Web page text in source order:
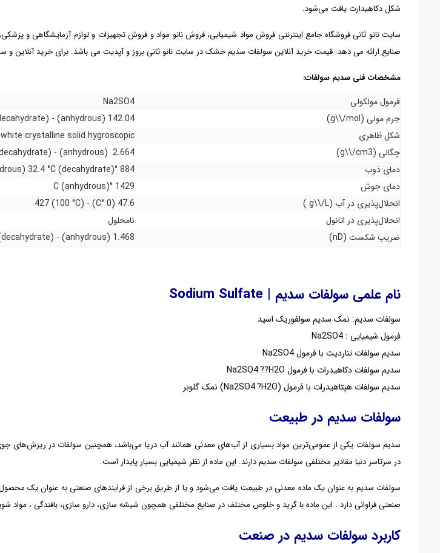
شکل دکاهیدارت یافت می‌شود.
سایت نانو ثانی فروشگاه جامع اینترنتی فروش مواد شیمیایی، فروش نانو مواد و فروش تجهیزات و لوازم آزمایشگاهی و
صنایع ارائه می دهد. قیمت خرید آنلاین سولفات سدیم خشک در سایت نانو ثانی بروز و آپدیت می باشد. برای خرید
مشخصات فنی سدیم سولفات:
فرمول مولکولی
Na2SO4
جرم مولی (g\\/mol)
142.04 (anhydrous) - 322.20 (decahydrate)
شکل ظاهری
white crystalline solid hygroscopic
چگالی (g\\/cm3)
2.664 (anhydrous) - 1.464 (decahydrate)
دمای ذوب
884 °C (anhydrous) 32.4 °C (decahydrate)
دمای جوش
1429 °C (anhydrous)
انحلال‌پذیری در آب (g\\/L )
47.6 (0 °C) - 427 (100 °C)
انحلال‌پذیری در اتانول
نامحلول
ضریب شکست (nD)
1.468 (anhydrous) - 1.394 (decahydrate)
نام علمی سولفات سدیم | Sodium Sulfate
سولفات سدیم: نمک سدیم سولفوریک اسید
فرمول شیمیایی : Na2SO4
سدیم سولفات تناردیت با فرمول Na2SO4
سدیم سولفات دکاهیدرات با فرمول Na2SO4·??H2O
سدیم سولفات هپتاهیدرات با فرمول (Na2SO4·?H2O) نمک گلوبر
سولفات سدیم در طبیعت
سدیم سولفات یکی از عمومی‌ترین مواد بسیاری از آب‌های معدنی همانند آب دریا می‌باشد، همچنین سولفات در ریزش‌های
در سرتاسر دنیا مقادیر مختلفی سولفات سدیم دارند. این ماده از نظر شیمیایی بسیار پایدار است.
سولفات سدیم به عنوان یک ماده معدنی در طبیعت یافت می‌شود و یا از طریق برخی از فرایندهای صنعتی به عنوان یک
صنعتی فراوانی دارد . این ماده با گرید و خلوص مختلف در صنایع مختلفی همچون شیشه سازی، دارو سازی، بافندگی ، مواد
کاربرد سولفات سدیم در صنعت